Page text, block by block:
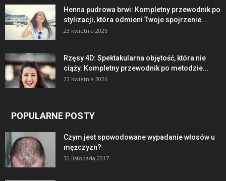
Henna pudrowa brwi: Kompletny przewodnik po
stylizacji, która odmieni Twoje spojrzenie...
23 kwietnia 2026
Rzęsy 4D: Spektakularna objętość, która nie
ciąży. Kompletny przewodnik po metodzie...
23 kwietnia 2026
POPULARNE POSTY
Czym jest spowodowane wypadanie włosów u
mężczyzn?
30 listopada 2017